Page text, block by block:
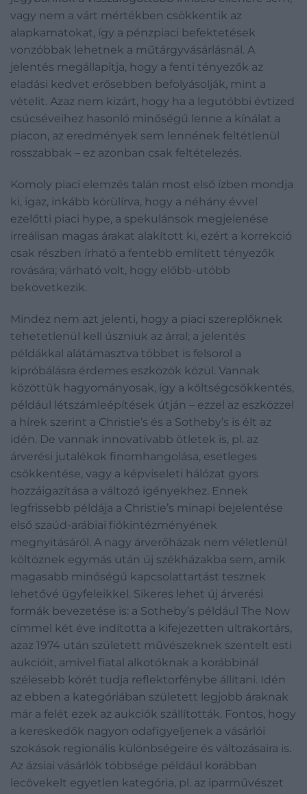
vagy nem a várt mértékben csökkentik az
alapkamatokat, így a pénzpiaci befektetések
vonzóbbak lehetnek a műtárgyvásárlásnál. A
jelentés megállapítja, hogy a fenti tényezők az
eladási kedvet erősebben befolyásolják, mint a
vételit. Azaz nem kizárt, hogy ha a legutóbbi évtized
csúcséveihez hasonló minőségű lenne a kínálat a
piacon, az eredmények sem lennének feltétlenül
rosszabbak – ez azonban csak feltételezés.
Komoly piaci elemzés talán most első ízben mondja
ki, igaz, inkább körülírva, hogy a néhány évvel
ezelőtti piaci hype, a spekulánsok megjelenése
irreálisan magas árakat alakított ki, ezért a korrekció
csak részben írható a fentebb említett tényezők
rovására; várható volt, hogy előbb-utóbb
bekövetkezik.
Mindez nem azt jelenti, hogy a piaci szereplőknek
tehetetlenül kell úszniuk az árral; a jelentés
példákkal alátámasztva többet is felsorol a
kipróbálásra érdemes eszközök közül. Vannak
közöttük hagyományosak, így a költségcsökkentés,
például létszámleépítések útján – ezzel az eszközzel
a hírek szerint a Christie’s és a Sotheby’s is élt az
idén. De vannak innovatívabb ötletek is, pl. az
árverési jutalékok finomhangolása, esetleges
csökkentése, vagy a képviseleti hálózat gyors
hozzáigazítása a változó igényekhez. Ennek
legfrissebb példája a Christie’s minapi bejelentése
első szaúd-arábiai fiókintézményének
megnyitásáról. A nagy árverőházak nem véletlenül
költöznek egymás után új székházakba sem, amik
magasabb minőségű kapcsolattartást tesznek
lehetővé ügyfeleikkel. Sikeres lehet új árverési
formák bevezetése is: a Sotheby’s például The Now
címmel két éve indította a kifejezetten ultrakortárs,
azaz 1974 után született művészeknek szentelt esti
aukcióit, amivel fiatal alkotóknak a korábbinál
szélesebb körét tudja reflektorfénybe állítani. Idén
az ebben a kategóriában született legjobb áraknak
már a felét ezek az aukciók szállították. Fontos, hogy
a kereskedők nagyon odafigyeljenek a vásárlói
szokások regionális különbségeire és változásaira is.
Az ázsiai vásárlók többsége például korábban
lecövekelt egyetlen kategória, pl. az iparművészet